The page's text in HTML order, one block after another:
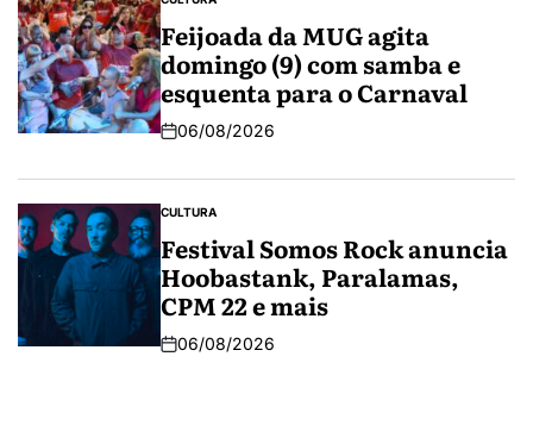
Feijoada da MUG agita
domingo (9) com samba e
esquenta para o Carnaval
06/08/2026
CULTURA
Festival Somos Rock anuncia
Hoobastank, Paralamas,
CPM 22 e mais
06/08/2026